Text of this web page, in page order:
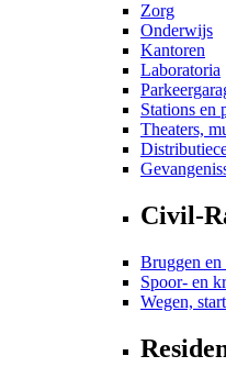
Zorg
Onderwijs
Kantoren
Laboratoria
Stations en
Theaters,
Civil-
Bruggen en
Spoor- en
Wegen,